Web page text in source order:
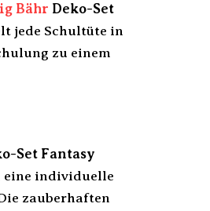
Bähr Deko-Set
jede Schultüte in
zu einem
Set Fantasy
eine individuelle
zauberhaften